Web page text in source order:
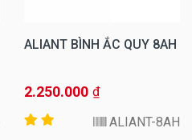
ALIANT BÌNH ẮC QUY 8AH
2.250.000 ₫
ALIANT-8AH